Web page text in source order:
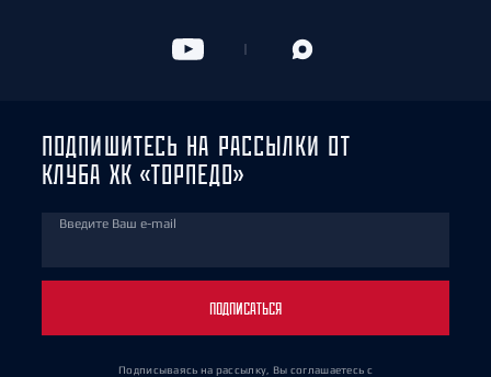
ПОДПИШИТЕСЬ НА РАССЫЛКИ ОТ
КЛУБА ХК «ТОРПЕДО»
Введите Ваш e-mail
ПОДПИСАТЬСЯ
Подписываясь на рассылку, Вы соглашаетесь с